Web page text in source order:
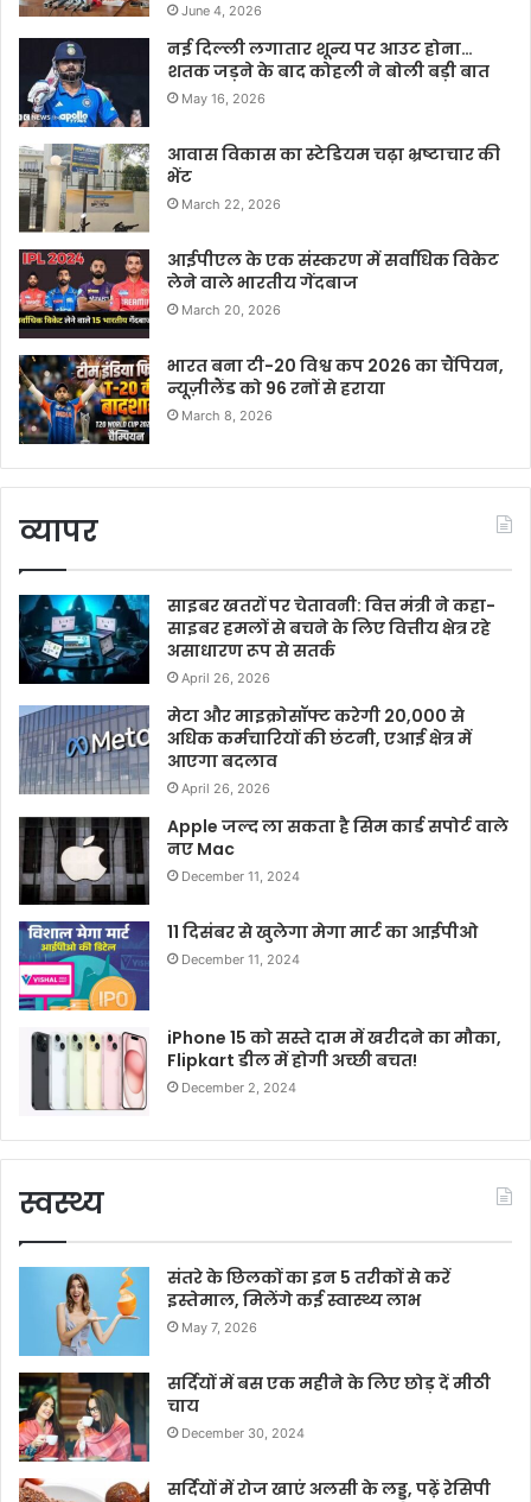
June 4, 2026
नई दिल्ली लगातार शून्य पर आउट होना…
शतक जड़ने के बाद कोहली ने बोली बड़ी बात
May 16, 2026
आवास विकास का स्टेडियम चढ़ा भ्रष्टाचार की
भेंट
March 22, 2026
आईपीएल के एक संस्करण में सर्वाधिक विकेट
लेने वाले भारतीय गेंदबाज
March 20, 2026
भारत बना टी-20 विश्व कप 2026 का चैंपियन,
न्यूज़ीलैंड को 96 रनों से हराया
March 8, 2026
व्यापर
साइबर खतरों पर चेतावनी: वित्त मंत्री ने कहा-
साइबर हमलों से बचने के लिए वित्तीय क्षेत्र रहे
असाधारण रूप से सतर्क
April 26, 2026
मेटा और माइक्रोसॉफ्ट करेगी 20,000 से
अधिक कर्मचारियों की छंटनी, एआई क्षेत्र में
आएगा बदलाव
April 26, 2026
Apple जल्द ला सकता है सिम कार्ड सपोर्ट वाले
नए Mac
December 11, 2024
11 दिसंबर से खुलेगा मेगा मार्ट का आईपीओ
December 11, 2024
iPhone 15 को सस्ते दाम में खरीदने का मौका,
Flipkart डील में होगी अच्छी बचत!
December 2, 2024
स्वस्थ्य
संतरे के छिलकों का इन 5 तरीकों से करें
इस्तेमाल, मिलेंगे कई स्वास्थ्य लाभ
May 7, 2026
सर्दियों में बस एक महीने के लिए छोड़ दें मीठी
चाय
December 30, 2024
सर्दियों में रोज खाएं अलसी के लड्डू, पढ़ें रेसिपी